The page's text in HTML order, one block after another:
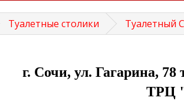
Туалетные столики Туалетный
г. Сочи, ул. Гагарина, 78
ТРЦ